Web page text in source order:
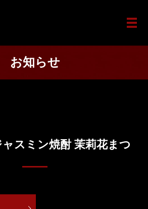
メ
お知らせ
スミン焼酎 茉莉花まつ